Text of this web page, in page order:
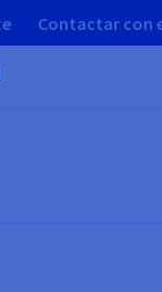
Contactar con